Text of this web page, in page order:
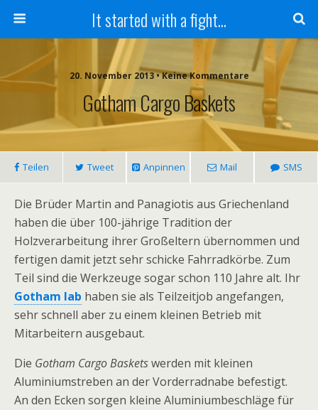
It started with a fight...
20. November 2013 • Keine Kommentare
Gotham Cargo Baskets
Teilen Tweet Anpinnen Mail SMS
Die Brüder Martin and Panagiotis aus Griechenland
haben die über 100-jährige Tradition der
Holzverarbeitung ihrer Großeltern übernommen und
fertigen damit jetzt sehr schicke Fahrradkörbe. Zum
Teil sind die Werkzeuge sogar schon 110 Jahre alt. Ihr
Gotham lab haben sie als Teilzeitjob angefangen,
sehr schnell aber zu einem kleinen Betrieb mit
Mitarbeitern ausgebaut.
Die Gotham Cargo Basketswerden mit kleinen
Aluminiumstreben an der Vorderradnabe befestigt.
An den Ecken sorgen kleine Aluminiumbeschläge für